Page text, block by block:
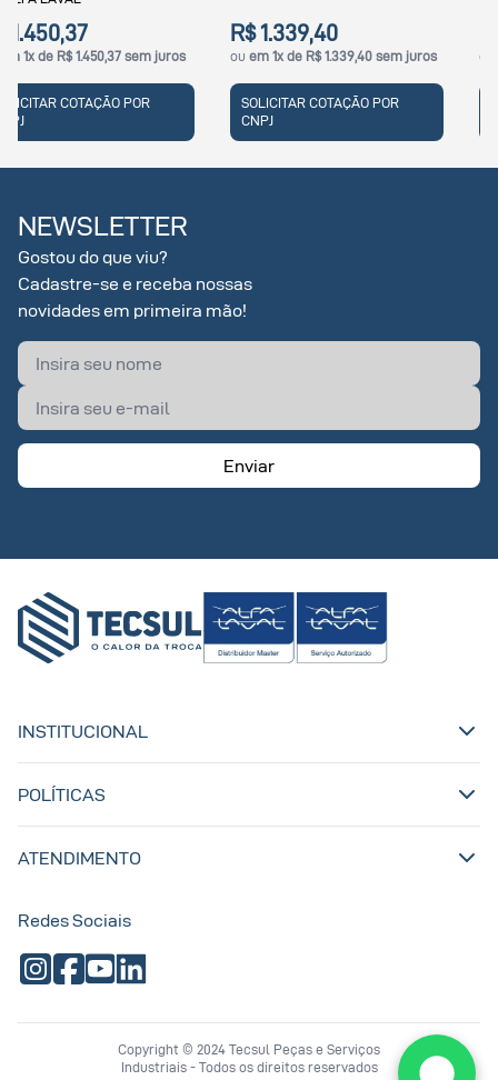
R$ 1.339,40
ou em 1x de R$ 1.339,40 sem juros
SOLICITAR COTAÇÃO POR
R$ 922,38
ou em 1x de R$ 922,38 sem juros
SOLICITAR COTAÇÃO POR
NEWSLETTER
Gostou do que viu?
Cadastre-se e receba nossas
novidades em primeira mão!
Enviar
INSTITUCIONAL
POLÍTICAS
ATENDIMENTO
Redes Sociais
Copyright © 2024 Tecsul Peças e Serviços
Industriais - Todos os direitos reservados